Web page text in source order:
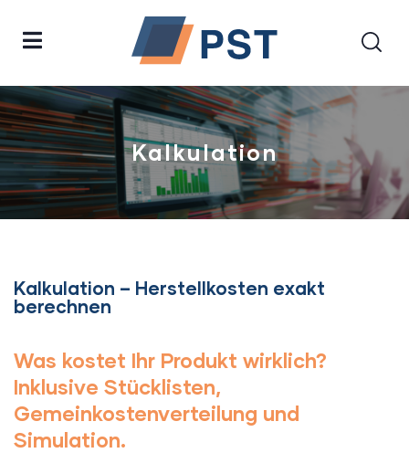
Kalkulation
Kalkulation – Herstellkosten exakt
berechnen​
Was kostet Ihr Produkt wirklich?
Inklusive Stücklisten,
Gemeinkostenverteilung und
Simulation.